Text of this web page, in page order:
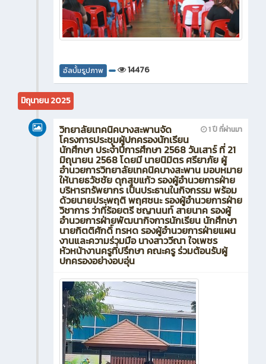
อัลบั้มรูปภาพ 14476
มิถุนายน 2025
1 ปี ที่ผ่านมา
วิทยาลัยเทคนิคบางสะพานจัด
โครงการประชุมผู้ปกครองนักเรียน
นักศึกษา ประจำปีการศึกษา 2568 วันเสาร์ ที่ 21
มิถุนายน 2568 โดยมี นายนิมิตร ศรียาภัย ผู้
อำนวยการวิทยาลัยเทคนิคบางสะพาน มอบหมาย
ให้นายธวัชชัย ดุกสุขแก้ว รองผู้อำนวยการฝ่าย
บริหารทรัพยากร เป็นประธานในกิจกรรม พร้อม
ด้วยนายประพฤติ พฤศชนะ รองผู้อำนวยการฝ่าย
วิชาการ ว่าที่ร้อยตรี ชญานนท์ สายนาค รองผู้
อำนวยการฝ่ายพัฒนากิจการนักเรียน นักศึกษา
นายกิตติศักดิ์ ทรหด รองผู้อำนวยการฝ่ายแผน
งานและความร่วมมือ นางสาววีณา ใจเพชร
หัวหน้างานครูที่ปรึกษา คณะครู ร่วมต้อนรับผู้
ปกครองอย่างอบอุ่น